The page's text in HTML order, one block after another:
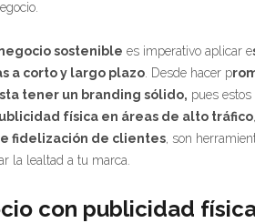
sostenible es imperativo aplicar e
a corto y largo plazo . Desde hacer p
tener un branding sólido, pues
física en áreas de alto tráfico
fidelización de clientes , son
la lealtad a tu marca.
con publicidad